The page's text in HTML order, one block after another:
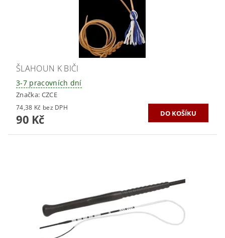
ŠLAHOUN K BIČI
3-7 pracovních dní
Značka: CZCE
74,38 Kč bez DPH
90 Kč